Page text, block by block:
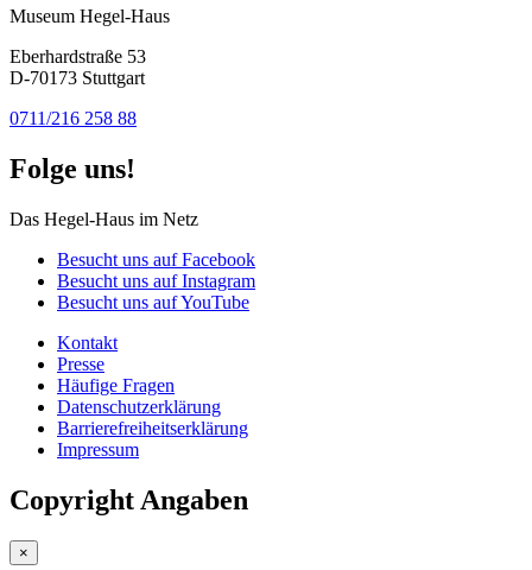
Museum Hegel-Haus
Eberhardstraße 53
D-70173 Stuttgart
0711/216 258 88
Folge uns!
Das Hegel-Haus im Netz
Besucht uns auf Facebook
Besucht uns auf Instagram
Besucht uns auf YouTube
Kontakt
Presse
Häufige Fragen
Datenschutzerklärung
Barrierefreiheitserklärung
Impressum
Copyright Angaben
×